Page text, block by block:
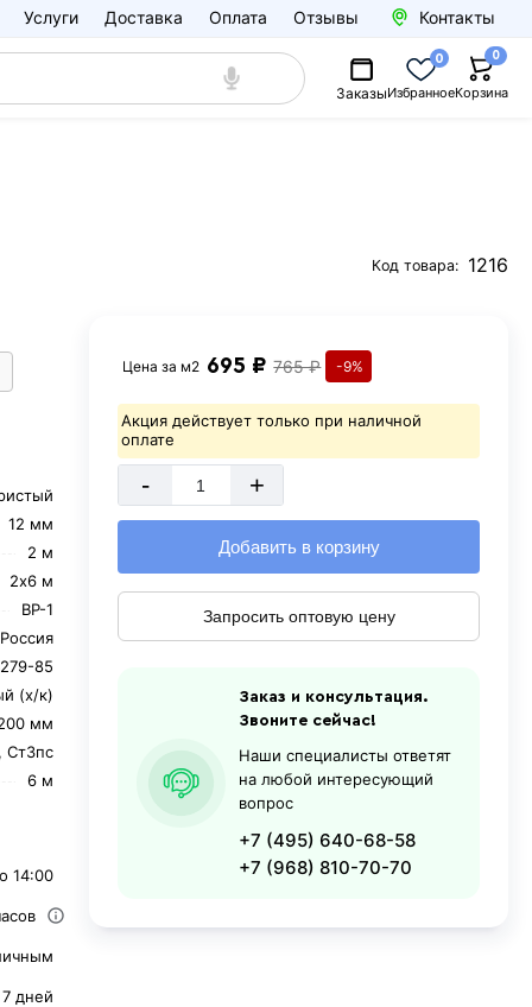
Услуги Доставка Оплата Отзывы Контакты
ЗаказыИзбранное
0
Корзина
0
Код товара: 1216
12 мм
2 м
2х6 м
ВР-1
Россия
85
(х/к)
мм
Ст3пс
6 м
14:00
дней
Цена за м2 695 ₽ 765 ₽ -9%
Акция действует только при наличной
оплате
- +
Добавить в корзину
Запросить оптовую цену
Заказ и консультация.
Звоните сейчас!
Наши специалисты ответят
на любой интересующий
вопрос
+7 (495) 640-68-58
+7 (968) 810-70-70